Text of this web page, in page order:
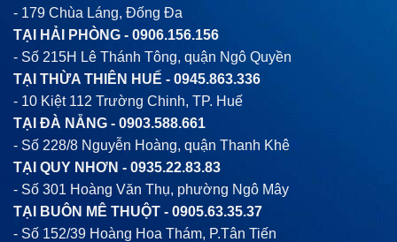
- 179 Chùa Láng, Đống Đa
TẠI HẢI PHÒNG - 0906.156.156
- Số 215H Lê Thánh Tông, quận Ngô Quyền
TẠI THỪA THIÊN HUẾ - 0945.863.336
- 10 Kiệt 112 Trường Chinh, TP. Huế
TẠI ĐÀ NẴNG - 0903.588.661
- Số 228/8 Nguyễn Hoàng, quận Thanh Khê
TẠI QUY NHƠN - 0935.22.83.83
- Số 301 Hoàng Văn Thụ, phường Ngô Mây
TẠI BUÔN MÊ THUỘT - 0905.63.35.37
- Số 152/39 Hoàng Hoa Thám, P.Tân Tiến